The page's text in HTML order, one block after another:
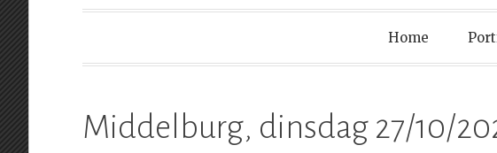
Home
Middelburg, dinsdag 27/10/